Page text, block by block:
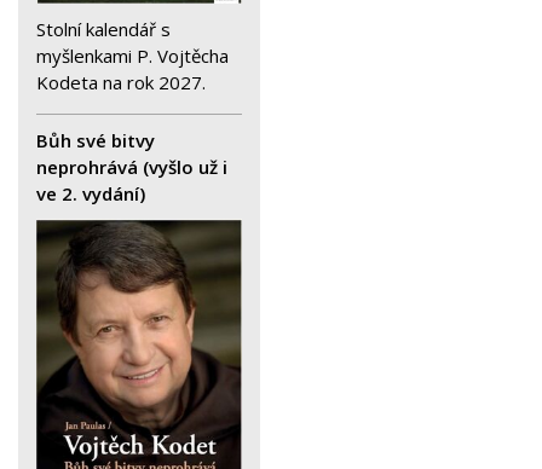
Stolní kalendář s
myšlenkami P. Vojtěcha
Kodeta na rok 2027.
Bůh své bitvy
neprohrává (vyšlo už i
ve 2. vydání)